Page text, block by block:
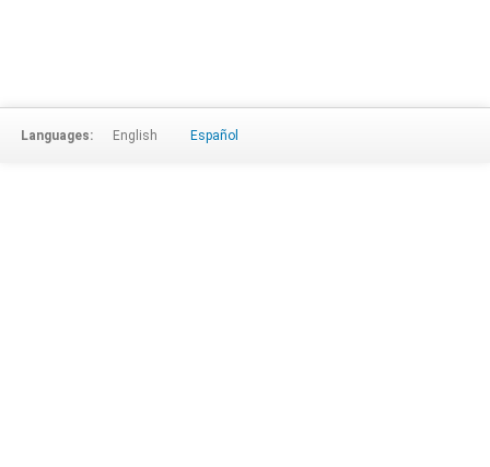
Languages: English Español